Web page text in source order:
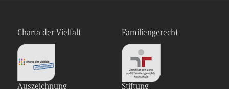
Charta der Vielfalt Familiengerecht
Auszeichnung Stiftung